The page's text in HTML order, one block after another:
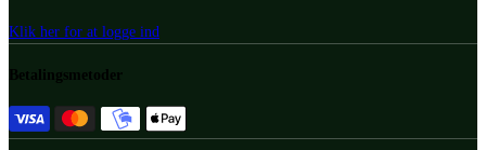
Klik her for at logge ind
Betalingsmetoder